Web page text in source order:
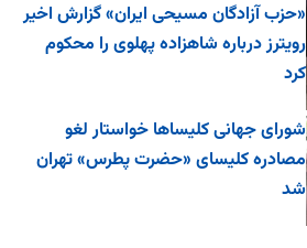
«حزب آزادگان مسیحی ایران» گزارش اخیر
رویترز درباره شاهزاده پهلوی را محکوم
کرد
شورای جهانی کلیساها خواستار لغو
مصادره کلیسای «حضرت پطرس» تهران
شد